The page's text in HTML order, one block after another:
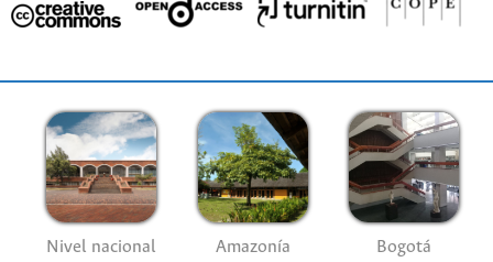
Nivel nacional Amazonía Bogotá